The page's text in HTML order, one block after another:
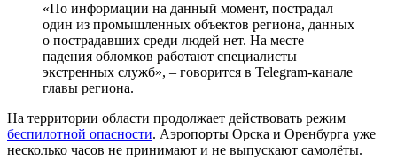
«По информации на данный момент, пострадал
один из промышленных объектов региона, данных
о пострадавших среди людей нет. На месте
падения обломков работают специалисты
экстренных служб», – говорится в Telegram-канале
главы региона.
На территории области продолжает действовать режим
беспилотной опасности. Аэропорты Орска и Оренбурга уже
несколько часов не принимают и не выпускают самолёты.